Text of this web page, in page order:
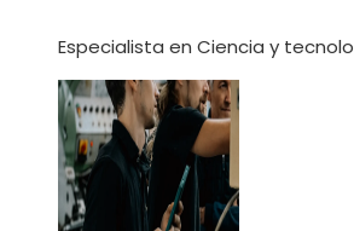
Especialista en Ciencia y